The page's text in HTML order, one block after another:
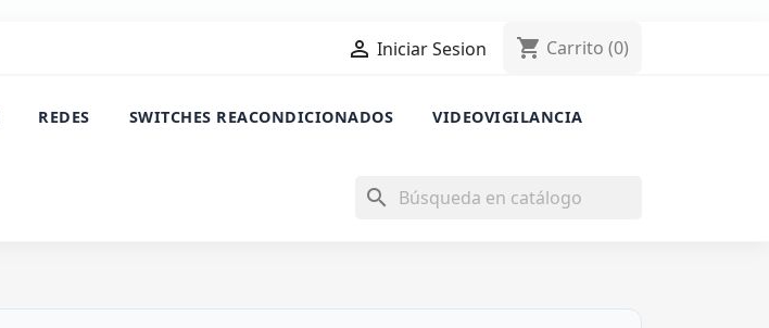
 Iniciar Sesion shopping_cart Carrito (0)
REDES SWITCHES REACONDICIONADOS
VIDEOVIGILANCIA
search